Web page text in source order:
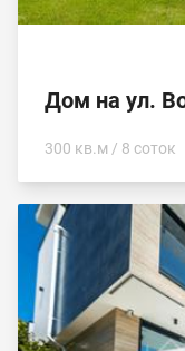
Дом на ул.
300 кв.м / 8 соток